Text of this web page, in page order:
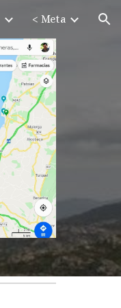
< Meta